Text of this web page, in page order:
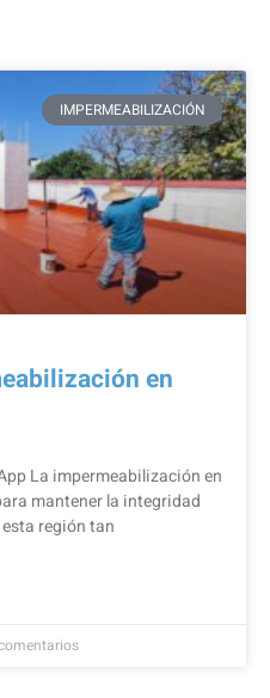
IMPERMEABILIZACIÓN
en
La impermeabilización en
mantener la integridad
región tan